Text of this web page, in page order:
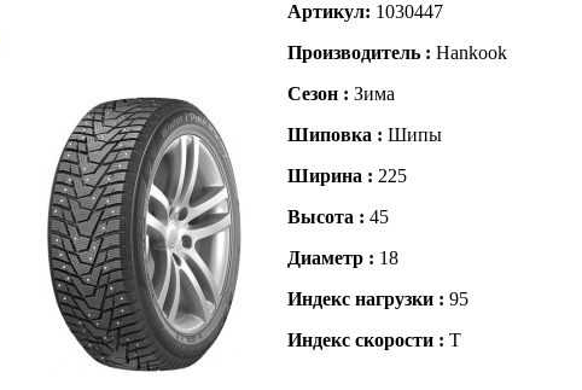
Артикул: 1030447
Производитель : Hankook
Сезон : Зима
Шиповка : Шипы
Ширина : 225
Высота : 45
Диаметр : 18
Индекс нагрузки : 95
Индекс скорости : T